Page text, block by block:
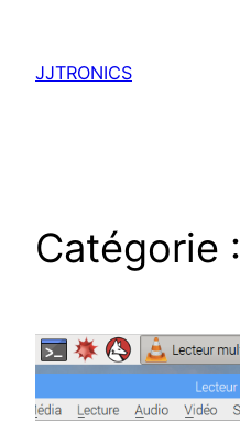
contenu
JJTRONICS
Catégorie :